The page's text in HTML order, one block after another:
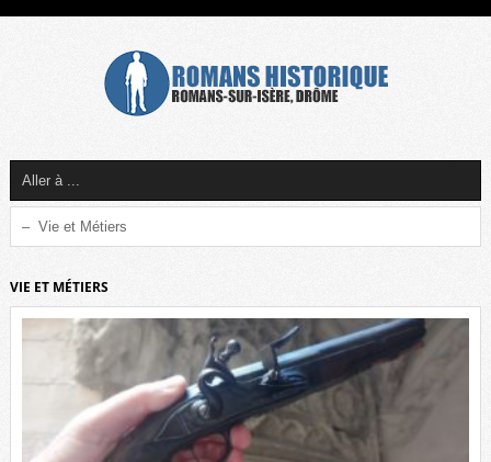
VIE ET MÉTIERS